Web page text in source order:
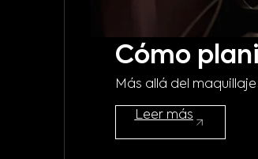
Cómo
Más allá del
Leer más